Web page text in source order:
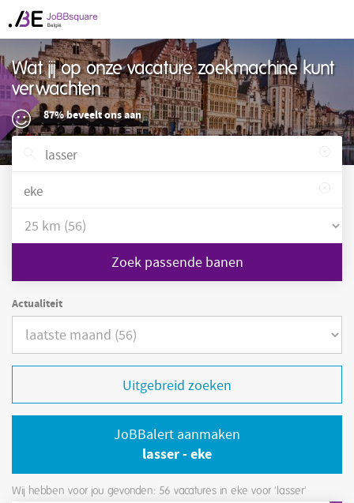
Wat jij op onze vacature zoekmachine kunt
verwachten
87% beveelt ons aan
Zoek passende banen
Actualiteit
Uitgebreid zoeken
JoBBalert aanmaken
lasser - eke
Wij hebben voor jou gevonden: 56 vacatures in eke voor 'lasser'